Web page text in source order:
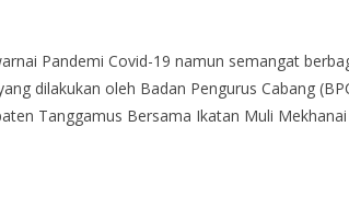
Pandemi Covid-19 namun semangat
dilakukan oleh Badan Pengurus Cabang
Tanggamus Bersama Ikatan Muli